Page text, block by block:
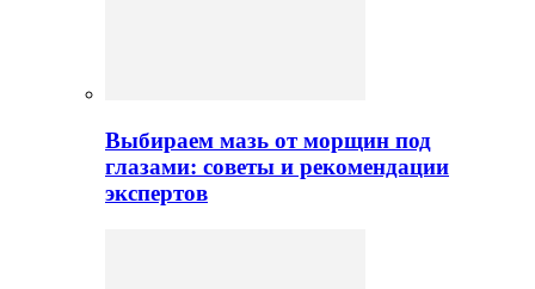
Выбираем мазь от морщин под
глазами: советы и рекомендации
экспертов